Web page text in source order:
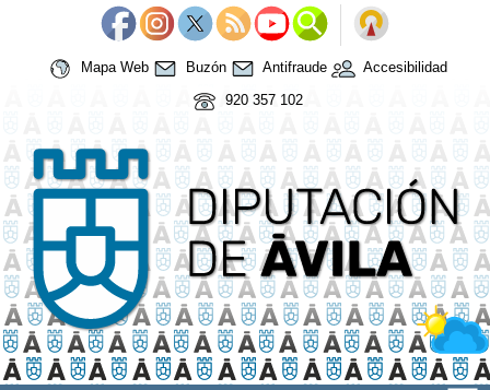
Mapa Web Buzón Antifraude
Accesibilidad
920 357 102